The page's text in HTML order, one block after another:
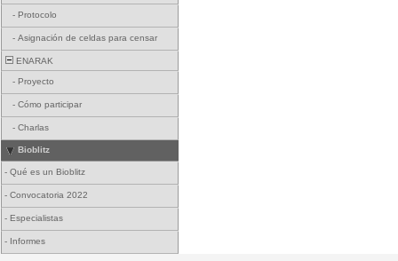
- Protocolo
- Asignación de celdas para censar
ENARAK
- Proyecto
- Cómo participar
- Charlas
Bioblitz
- Qué es un Bioblitz
- Convocatoria 2022
- Especialistas
- Informes